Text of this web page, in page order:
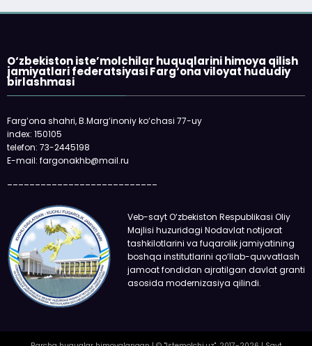
O‘zbekiston iste’molchilar huquqlarini himoya qilish
jamiyatlari federatsiyasi Farg‘ona viloyat hududiy
birlashmasi
Farg‘ona shahri, B.Marg‘inoniy ko‘chasi 77-uy
index: 150105
telefon: 73-2445198
E-mail: fargonakhb@mail.ru
Veb-sayt O‘zbekiston Respublikasi Oliy
Majlisi huzuridagi Nodavlat notijorat
tashkilotlarini va fuqarolik jamiyatining
boshqa institutlarini qo‘llab-quvvatlash
jamoat fondidan ajratilgan davlat granti
asosida modernizasiya qilindi.